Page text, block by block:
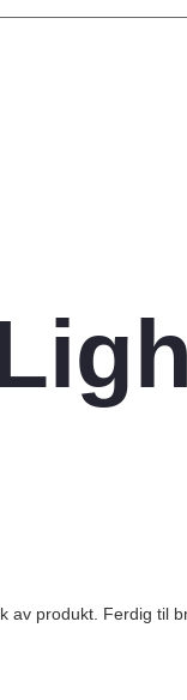
produkt. Ferdig til